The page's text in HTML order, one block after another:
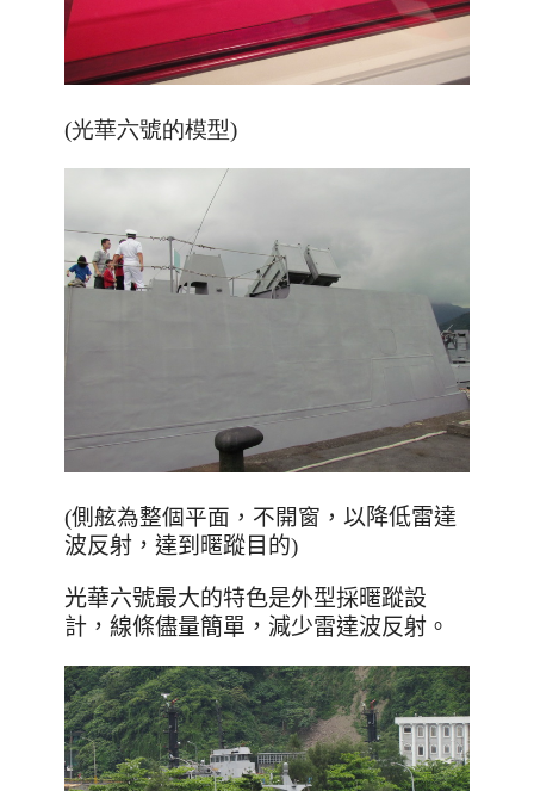
(光華六號的模型)
(側舷為整個平面，不開窗， 以降低雷達
波反射，達到暱蹤目的)
光華六號最大的特色是外型採暱蹤設
計，線條儘量簡單 ，減少雷達波反射 。